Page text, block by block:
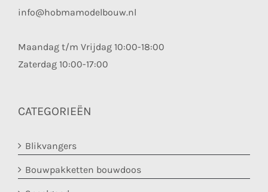
info@hobmamodelbouw.nl
Maandag t/m Vrijdag 10:00-18:00
Zaterdag 10:00-17:00
CATEGORIEËN
Blikvangers
Bouwpakketten bouwdoos